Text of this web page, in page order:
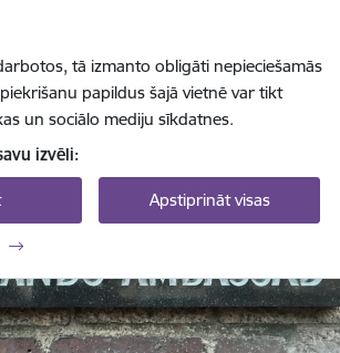
tā izmanto obligāti nepieciešamās
papildus šajā vietnē var tikt
un sociālo mediju sīkdatnes.
izvēli:
Apstiprināt visas